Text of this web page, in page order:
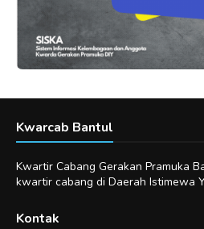
Kwarcab Bantul
Kwartir Cabang Gerakan Pramuka
kwartir cabang di Daerah Istimewa
Kontak